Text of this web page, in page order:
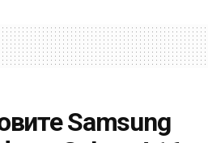
Samsung